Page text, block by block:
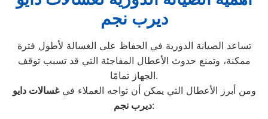
ديرب نجم
تساعد الصيانة الدورية في الحفاظ على الغسالة لأطول فترة
ممكنة، وتمنع حدوث الأعطال المفاجئة التي قد تسبب توقف
الجهاز تمامًا.
ومن أبرز الأعطال التي يمكن أن تواجه العملاء فيغسالات دايو
ديرب نجم: